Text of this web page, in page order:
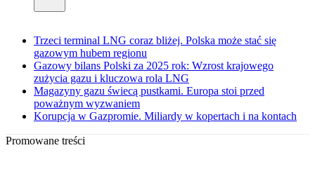
Trzeci terminal LNG coraz bliżej. Polska może stać się
gazowym hubem regionu
Gazowy bilans Polski za 2025 rok: Wzrost krajowego
zużycia gazu i kluczowa rola LNG
Magazyny gazu świecą pustkami. Europa stoi przed
poważnym wyzwaniem
Korupcja w Gazpromie. Miliardy w kopertach i na kontach
Promowane treści